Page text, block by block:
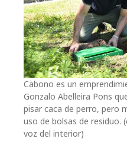
Cabono es un
Gonzalo Abelleira Pons
pisar caca de perro, pero
uso de bolsas de residuo.
voz del interior)